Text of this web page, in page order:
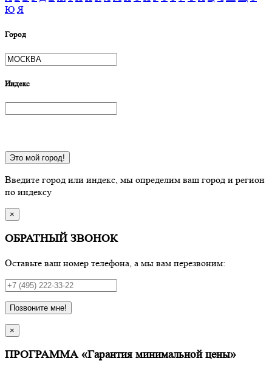
Ю Я
Город
Индекс
Это мой город!
Введите город или индекс, мы определим ваш город и регион
по индексу
×
ОБРАТНЫЙ ЗВОНОК
Оставьте ваш номер телефона, а мы вам перезвоним:
Позвоните мне!
×
ПРОГРАММА «Гарантия минимальной цены»